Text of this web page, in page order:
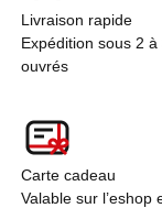
Livraison rapide
Expédition sous 2 à
ouvrés
Carte cadeau
Valable sur l’eshop